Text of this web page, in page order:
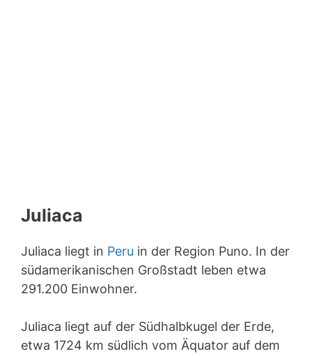
Juliaca
Juliaca liegt in Peru in der Region Puno. In der
südamerikanischen Großstadt leben etwa
291.200 Einwohner.
Juliaca liegt auf der Südhalbkugel der Erde,
etwa 1724 km südlich vom Äquator auf dem